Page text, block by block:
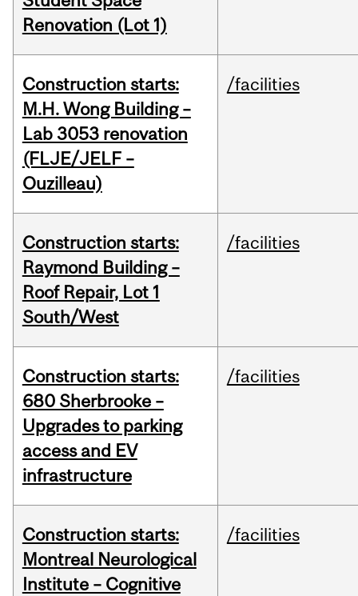
Renovation (Lot 1)
Construction starts:
M.H. Wong Building –
Lab 3053 renovation
(FLJE/JELF –
Ouzilleau)
/facilities
Construction starts:
Raymond Building –
Roof Repair, Lot 1
South/West
/facilities
Construction starts:
680 Sherbrooke –
Upgrades to parking
access and EV
infrastructure
/facilities
Construction starts:
Montreal Neurological
Institute – Cognitive
/facilities